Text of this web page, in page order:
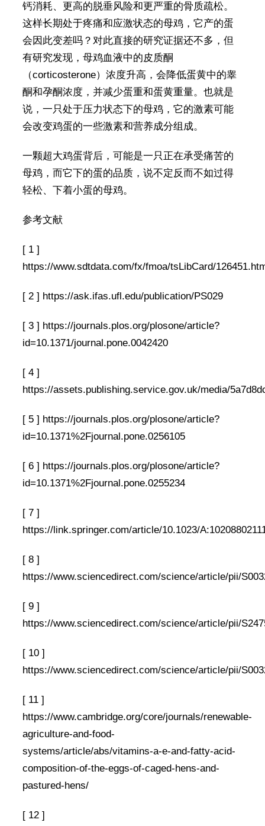
钙消耗、更高的脱垂风险和更严重的骨质疏松。
这样长期处于疼痛和应激状态的母鸡，它产的蛋
会因此变差吗？对此直接的研究证据还不多，但
有研究发现，母鸡血液中的皮质酮
（corticosterone）浓度升高，会降低蛋黄中的睾
酮和孕酮浓度，并减少蛋重和蛋黄重量。也就是
说，一只处于压力状态下的母鸡，它的激素可能
会改变鸡蛋的一些激素和营养成分组成。
一颗超大鸡蛋背后，可能是一只正在承受痛苦的
母鸡，而它下的蛋的品质，说不定反而不如过得
轻松、下着小蛋的母鸡。
参考文献
[ 1 ]
https://www.sdtdata.com/fx/fmoa/tsLibCard/
[ 2 ] https://ask.ifas.ufl.edu/publication/PS029
[ 3 ] https://journals.plos.org/plosone/article?
id=10.1371/journal.pone.0042420
[ 4 ]
https://assets.publishing.service.gov.uk/media/
[ 5 ] https://journals.plos.org/plosone/article?
id=10.1371%2Fjournal.pone.0256105
[ 6 ] https://journals.plos.org/plosone/article?
id=10.1371%2Fjournal.pone.0255234
[ 7 ]
https://link.springer.com/article/10.1023/
[ 8 ]
https://www.sciencedirect.com/science/article/pii/
[ 9 ]
https://www.sciencedirect.com/science/article/pii/
[ 10 ]
https://www.sciencedirect.com/science/article/pii/
[ 11 ]
https://www.cambridge.org/core/journals/renewable-
agriculture-and-food-
systems/article/abs/vitamins-a-e-and-fatty-acid-
composition-of-the-eggs-of-caged-hens-and-
pastured-hens/
[ 12 ]